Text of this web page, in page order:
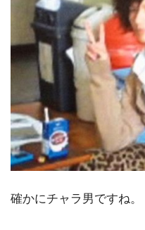
確かにチャラ男ですね。